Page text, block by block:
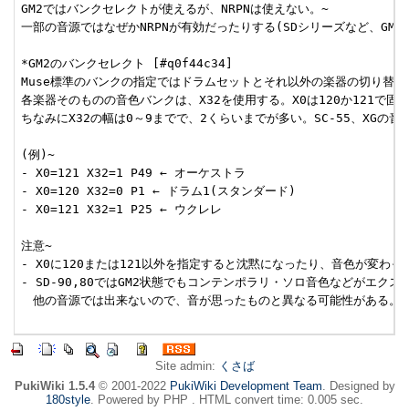
GM2ではバンクセレクトが使えるが、NRPNは使えない。~
一部の音源ではなぜかNRPNが有効だったりする(SDシリーズなど、
*GM2のバンクセレクト [#q0f44c34]
Muse標準のバンクの指定ではドラムセットとそれ以外の楽器の切り替
各楽器そのものの音色バンクは、X32を使用する。X0は120か121で固
ちなみにX32の幅は0～9までで、2くらいまでが多い。SC-55、XGの音
(例)~
- X0=121 X32=1 P49 ← オーケストラ
- X0=120 X32=0 P1 ← ドラム1(スタンダード)
- X0=121 X32=1 P25 ← ウクレレ
注意~
- X0に120または121以外を指定すると沈黙になったり、音色が変わっ
- SD-90,80ではGM2状態でもコンテンポラリ・ソロ音色などがエクス
他の音源では出来ないので、音が思ったものと異なる可能性がある。~
Site admin: くさば
PukiWiki 1.5.4© 2001-2022 PukiWiki Development Team. Designed by
180style. Powered by PHP . HTML convert time: 0.005 sec.